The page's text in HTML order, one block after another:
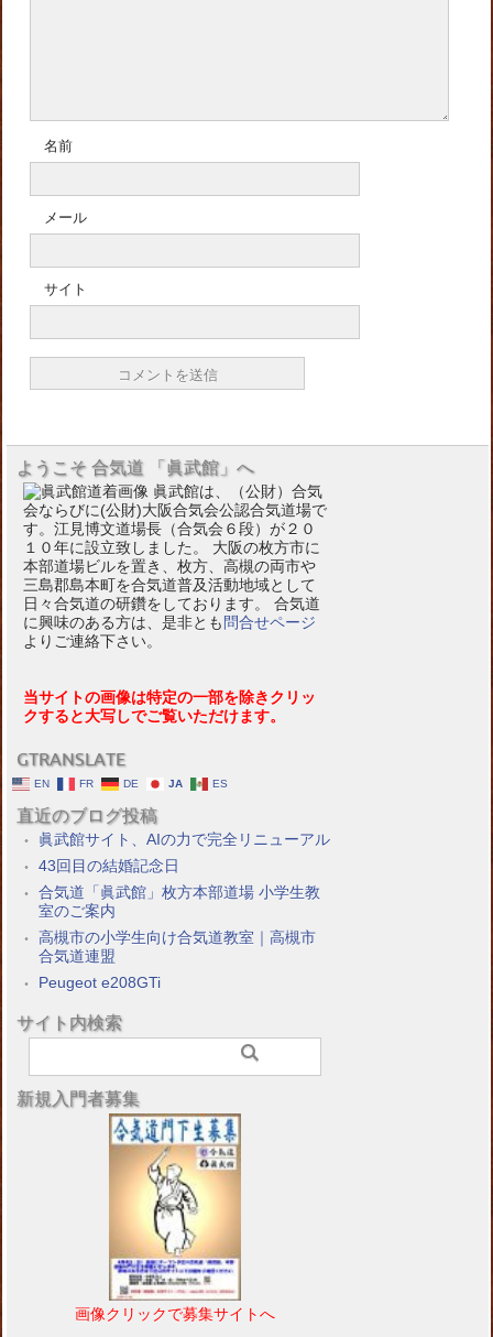
名前
メール
サイト
ようこそ 合気道 「眞武館」へ
眞武館は、（公財）合気
会ならびに(公財)大阪合気会公認合気道場で
す。江見博文道場長（合気会６段）が２０
１０年に設立致しました。 大阪の枚方市に
本部道場ビルを置き、枚方、高槻の両市や
三島郡島本町を合気道普及活動地域として
日々合気道の研鑽をしております。 合気道
に興味のある方は、是非とも 問合せページ
よりご連絡下さい。
当サイトの画像は特定の一部を除きクリッ
クすると大写しでご覧いただけます。
GTRANSLATE
EN FR DE JA ES
直近のブログ投稿
眞武館サイト、AIの力で完全リニューアル
43回目の結婚記念日
合気道「眞武館」枚方本部道場 小学生教
室のご案内
高槻市の小学生向け合気道教室｜高槻市
合気道連盟
Peugeot e208GTi
サイト内検索
新規入門者募集
画像クリックで募集サイトへ